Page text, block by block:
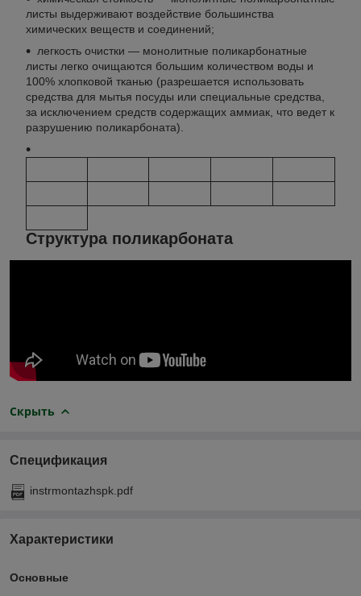
листы выдерживают воздействие большинства
химических веществ и соединений;
легкость очистки — монолитные поликарбонатные
листы легко очищаются большим количеством воды и
100% хлопковой тканью (разрешается использовать
средства для мытья посуды или специальные средства,
за исключением средств содержащих аммиак, что ведет к
разрушению поликарбоната).
Структура поликарбоната
Скрыть
Спецификация
instrmontazhspk.pdf
Характеристики
Основные